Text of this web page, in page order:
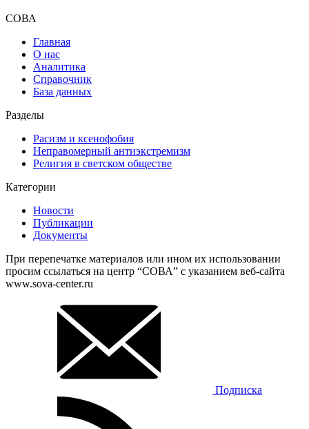
СОВА
Главная
О нас
Аналитика
Справочник
База данных
Разделы
Расизм и ксенофобия
Неправомерный антиэкстремизм
Религия в светском обществе
Категории
Новости
Публикации
Документы
При перепечатке материалов или ином их использовании
просим ссылаться на центр “СОВА” с указанием веб-сайта
www.sova-center.ru
Подписка